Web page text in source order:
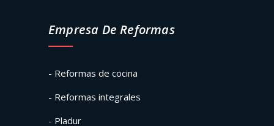
Empresa De Reformas
- Reformas de cocina
- Reformas integrales
- Pladur